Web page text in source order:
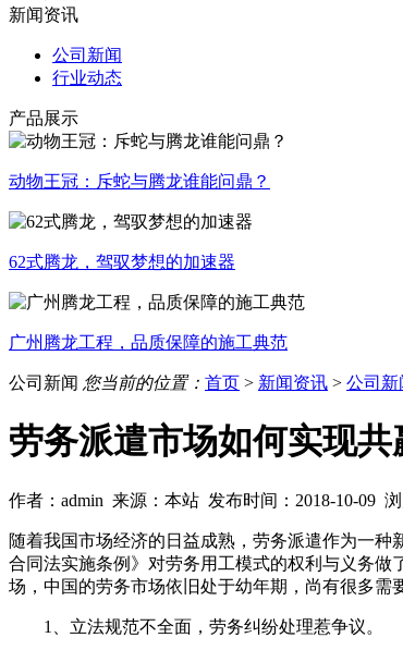
新闻资讯
公司新闻
行业动态
产品展示
动物王冠：斥蛇与腾龙谁能问鼎？
62式腾龙，驾驭梦想的加速器
广州腾龙工程，品质保障的施工典范
公司新闻 您当前的位置： 首页 > 新闻资讯 > 公司新
劳务派遣市场如何实现共
作者：admin 来源：本站 发布时间：2018-10-09
随着我国市场经济的日益成熟，劳务派遣作为一
合同法实施条例》对劳务用工模式的权利与义务
场，中国的劳务市场依旧处于幼年期，尚有很多需
1、立法规范不全面，劳务纠纷处理惹争议。